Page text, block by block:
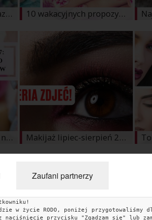
Najnowsze stylizacje paznokci ślubnych, które będą modne latem 2020 roku 10 wakacyjnych propozycji manicure na lipiec 2020. Czas na letnie wzory i zdobienia!
Paznokcie LIPIEC 2020: najnowszy przegląd wakacyjnych wzorów Makijaż lipiec-sierpień 2020: Zmysłowe makijaże na wesele dla brunetek
TAGI
Zaufani partnerzy
w życie RODO, poniżej przygotowaliśmy
naciśnięcie przycisku "Zgadzam się"